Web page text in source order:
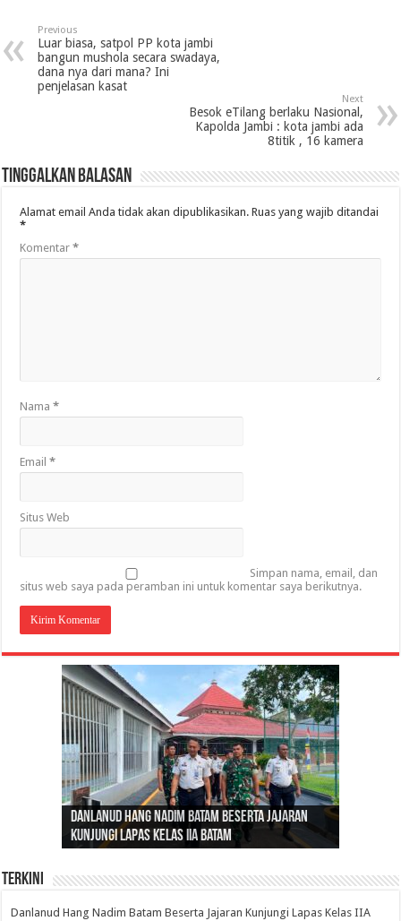
Previous
Luar biasa, satpol PP kota jambi
bangun mushola secara swadaya,
dana nya dari mana? Ini
penjelasan kasat
Next
Besok eTilang berlaku Nasional,
Kapolda Jambi : kota jambi ada
8titik , 16 kamera
Tinggalkan Balasan
Alamat email Anda tidak akan dipublikasikan. Ruas yang wajib ditandai
*
Komentar*
Nama*
Email*
Situs Web
Simpan nama, email, dan
situs web saya pada peramban ini untuk komentar saya berikutnya.
Danlanud Hang Nadim Batam Beserta Jajaran
Kunjungi Lapas Kelas IIA Batam
Silaturahmi dan Reses Komite I DPD RI di Polda
Jambi Bahas Sinergitas Penanganan Narkotika
Gubernur Al Haris: Lomba Cerdas Cermat Sarana
Edukasi Pembentukan Karakter Generasi
Penerus
Gubernur Al Haris Dorong Koperasi Merah Putih
Cepat Beroperasi Agar Bisa Layani Masyarakat
Penuhi Kebutuhannya
Sosok Fenomenal yang Menggetarkan
Nusantara: Ratu Wangsa, Wanita Berkelas
dengan Pengaruh Internasional
Terkini
Danlanud Hang Nadim Batam Beserta Jajaran Kunjungi Lapas Kelas IIA